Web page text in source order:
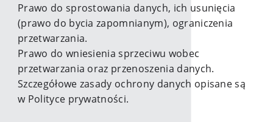
Prawo do sprostowania danych, ich usunięcia
(prawo do bycia zapomnianym), ograniczenia
przetwarzania.
Prawo do wniesienia sprzeciwu wobec
przetwarzania oraz przenoszenia danych.
Szczegółowe zasady ochrony danych opisane są
w Polityce prywatności.
Odrzuć zbędneZapisz i akceptuj